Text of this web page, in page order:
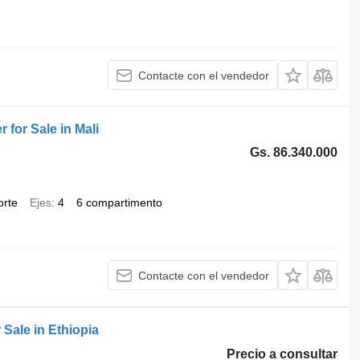
Contacte con el vendedor
for Sale in Mali
Gs. 86.340.000
Ejes 4 6 compartimento
Contacte con el vendedor
Sale in Ethiopia
Precio a consultar